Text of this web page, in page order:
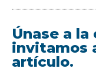
Únase a
invitamos
artículo.